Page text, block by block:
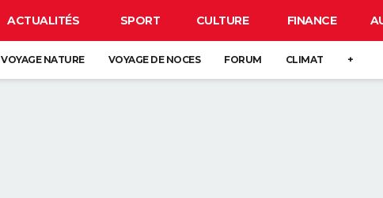
ACTUALITÉS SPORT CULTURE FINANCE
VOYAGE NATURE VOYAGE DE NOCES FORUM CLIMAT +